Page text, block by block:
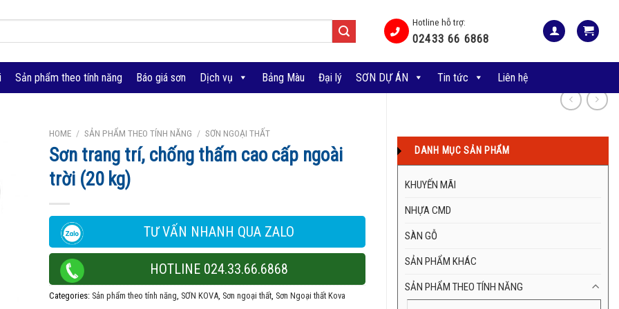
Hotline hỗ trợ:
02433 66 6868
Sản phẩm theo tính năng Báo giá sơn Dịch vụ Bảng Màu Đại lý SƠN DỰ ÁN Tin tức Liên hệ
DANH MỤC SẢN PHẨM
KHUYẾN MÃI
NHỰA CMD
SÀN GỖ
SẢN PHẨM KHÁC
SẢN PHẨM THEO TÍNH NĂNG
HOME / SẢN PHẨM THEO TÍNH NĂNG / SƠN NGOẠI THẤT
Sơn trang trí, chống thấm cao cấp ngoài
trời (20 kg)
TƯ VẤN NHANH QUA ZALO
HOTLINE 024.33.66.6868
Categories: Sản phẩm theo tính năng SƠN KOVA, Sơn ngoại thất, Sơn Ngoại thất Kova